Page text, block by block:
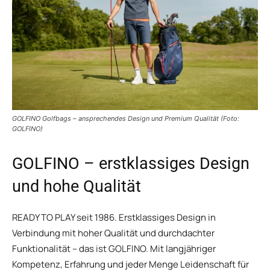
GOLFINO Golfbags – ansprechendes Design und Premium Qualität (Foto:
GOLFINO)
GOLFINO – erstklassiges Design
und hohe Qualität
READY TO PLAY seit 1986. Erstklassiges Design in
Verbindung mit hoher Qualität und durchdachter
Funktionalität – das ist GOLFINO. Mit langjähriger
Kompetenz, Erfahrung und jeder Menge Leidenschaft für